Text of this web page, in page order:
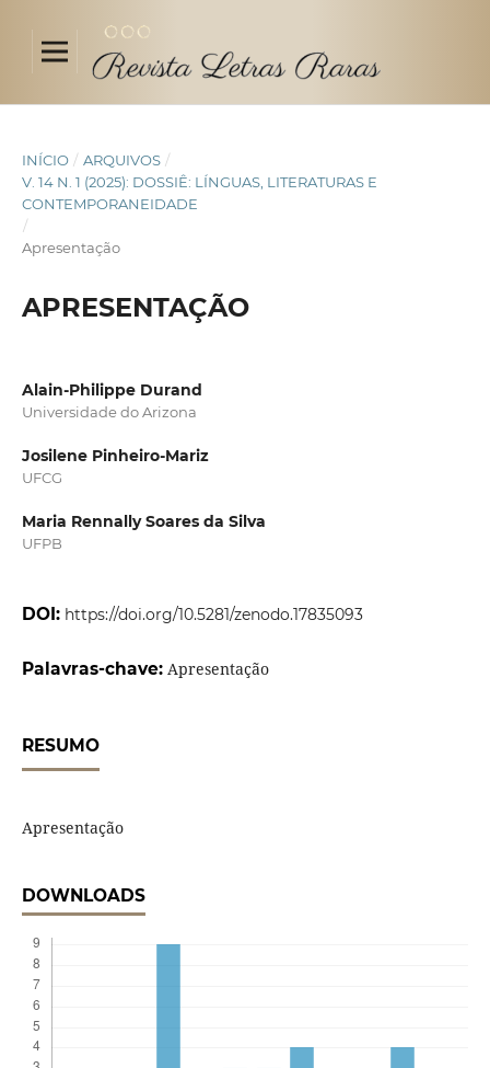
INÍCIO / ARQUIVOS /
V. 14 N. 1 (2025): DOSSIÊ: LÍNGUAS, LITERATURAS E
CONTEMPORANEIDADE
/
Apresentação
APRESENTAÇÃO
Alain-Philippe Durand
Universidade do Arizona
Josilene Pinheiro-Mariz
UFCG
Maria Rennally Soares da Silva
UFPB
DOI: https://doi.org/10.5281/zenodo.17835093
Palavras-chave: Apresentação
RESUMO
Apresentação
DOWNLOADS